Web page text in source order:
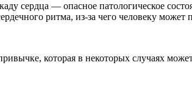
сердца — опасное патологическое
ритма, из-за чего человеку может
которая в некоторых случаях